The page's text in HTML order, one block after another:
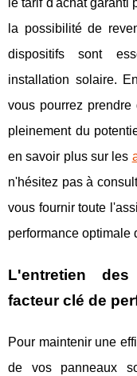
le tarif d'achat garanti
la possibilité de
dispositifs sont
installation solaire.
vous pourrez
pleinement du
en savoir plus sur les
n'hésitez pas à
vous fournir toute
performance optimale
L'entretien
facteur clé de
Pour maintenir une
de vos panneaux